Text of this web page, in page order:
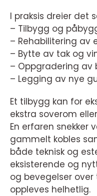
I praksis dreier det
– Tilbygg og
– Rehabilitering av
– Bytte av tak og
– Oppgradering av
– Legging av nye
Et tilbygg kan for
ekstra soverom
En erfaren snekker
gammelt kobles
både teknisk og
eksisterende og
og bevegelser
oppleves helhetlig.